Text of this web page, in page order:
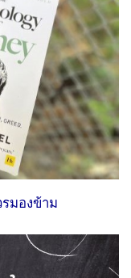
มองข้าม